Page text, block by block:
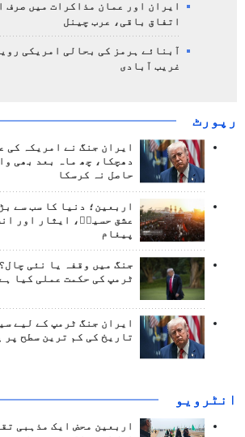
ایران اور عمان مذاکرات میں صرف
اتفاق باقی، عرب چینل
آبنائے ہرمز کی بحالی امریکی
غریب آبادی
رپورٹ
ایران جنگ نے امریکہ کی
دھچکا، چھ ماہ بعد بھی
حاصل نہ کرسکا
اربعین؛ دنیا کا سب سے
عشق حسینؑ، ایثار اور
پیغام
جنگ میں وقفہ یا نئی
ٹرمپ کی حکمت عملی کیا
ایران جنگ ٹرمپ کے لیے
تاریخ کی کم ترین سطح پر
انٹرويو
اربعین محض ایک مذہبی